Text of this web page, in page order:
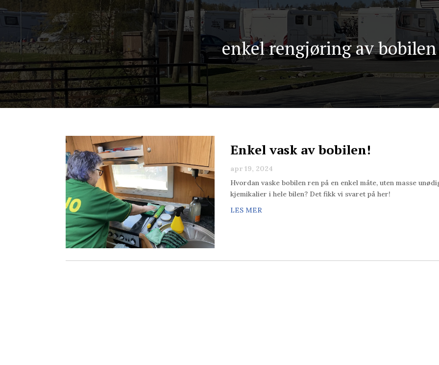
enkel rengjøring av bobilen
Enkel vask av bobilen!
apr 19, 2024
Hvordan vaske bobilen ren på en enkel måte, uten masse
kjemikalier i hele bilen? Det fikk vi svaret på her!
LES MER